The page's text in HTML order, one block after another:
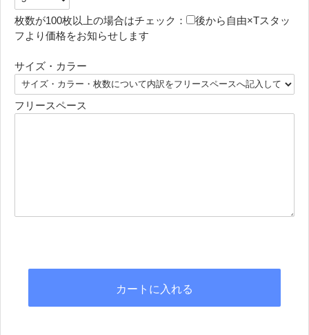
枚数が100枚以上の場合はチェック：
後から自由×Tスタッ
フより価格をお知らせします
サイズ・カラー
フリースペース